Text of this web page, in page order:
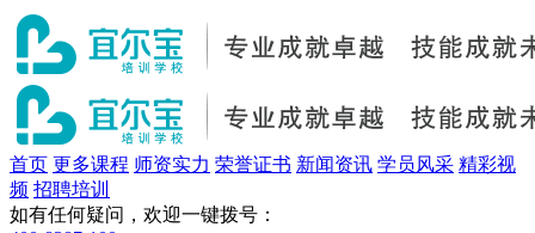
首页 更多课程 师资实力 荣誉证书 新闻资讯 学员风采 精彩视
频 招聘培训
如有任何疑问，欢迎一键拨号：